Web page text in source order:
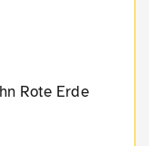
Rote Erde